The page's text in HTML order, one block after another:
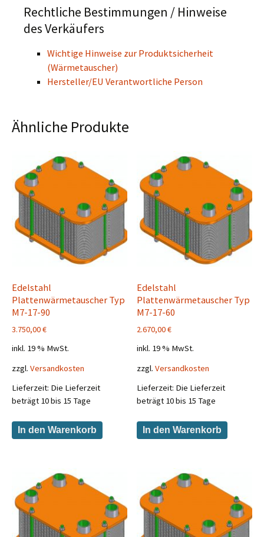
Rechtliche Bestimmungen / Hinweise
des Verkäufers
Wichtige Hinweise zur Produktsicherheit
(Wärmetauscher)
Hersteller/EU Verantwortliche Person
Ähnliche Produkte
Edelstahl
Plattenwärmetauscher Typ
M7-17-90
3.750,00€
inkl. 19 % MwSt.
zzgl. Versandkosten
Lieferzeit: Die Lieferzeit
beträgt 10 bis 15 Tage
In den Warenkorb
Edelstahl
Plattenwärmetauscher Typ
M7-17-60
2.670,00€
inkl. 19 % MwSt.
zzgl.Versandkosten
Lieferzeit: Die Lieferzeit
beträgt 10 bis 15 Tage
In den Warenkorb